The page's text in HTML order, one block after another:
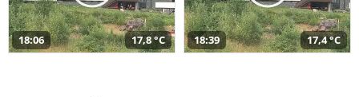
18:06 17,8 °C 18:39 17,4 °C